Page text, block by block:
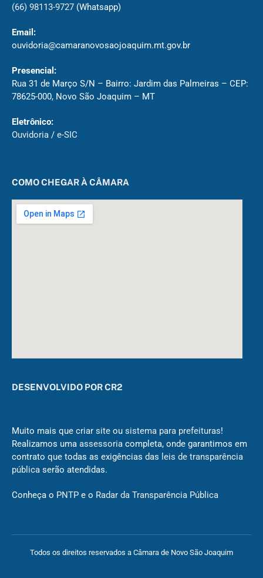
(66) 98113-9727 (Whatsapp)
Email:
ouvidoria@camaranovosaojoaquim.mt.gov.br
Presencial:
Rua 31 de Março S/N – Bairro: Jardim das Palmeiras – CEP:
78625-000, Novo São Joaquim – MT
Eletrônico:
Ouvidoria / e-SIC
COMO CHEGAR À CÂMARA
DESENVOLVIDO POR CR2
Muito mais que criar site ou sistema para prefeituras!
Realizamos uma assessoria completa, onde garantimos em
contrato que todas as exigências das leis de transparência
pública serão atendidas.
Conheça o PNTP e o Radar da Transparência Pública
Todos os direitos reservados a Câmara de Novo São Joaquim